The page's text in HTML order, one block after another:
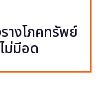
างโภคทรัพย์
ม่มีอด